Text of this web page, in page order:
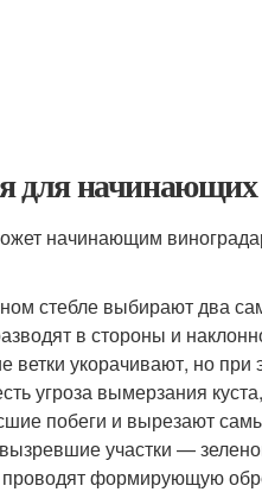
для начинающих
начинающим
стебле выбирают два
в стороны и
укорачивают, но при
угроза вымерзания куста,
побеги и вырезают
участки —
формирующую